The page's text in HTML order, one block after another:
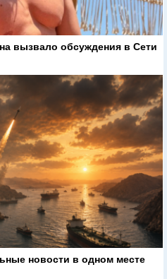
вызвало обсуждения в Сети
новости в одном месте